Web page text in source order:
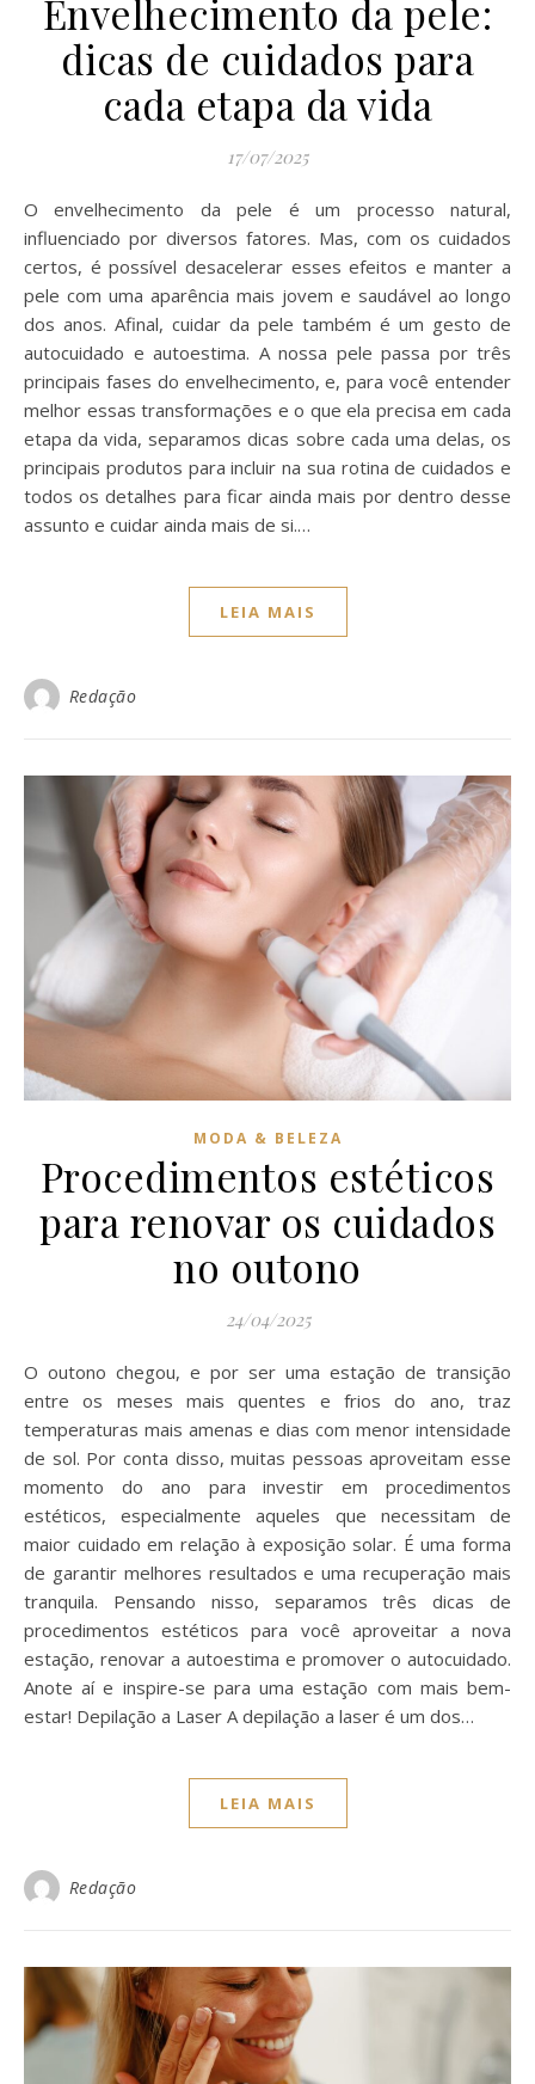
Envelhecimento da pele:
dicas de cuidados para
cada etapa da vida
17/07/2025
O envelhecimento da pele é um processo natural,
influenciado por diversos fatores. Mas, com os cuidados
certos, é possível desacelerar esses efeitos e manter a
pele com uma aparência mais jovem e saudável ao longo
dos anos. Afinal, cuidar da pele também é um gesto de
autocuidado e autoestima. A nossa pele passa por três
principais fases do envelhecimento, e, para você entender
melhor essas transformações e o que ela precisa em cada
etapa da vida, separamos dicas sobre cada uma delas, os
principais produtos para incluir na sua rotina de cuidados e
todos os detalhes para ficar ainda mais por dentro desse
assunto e cuidar ainda mais de si.…
LEIA MAIS
Redação
MODA & BELEZA
Procedimentos estéticos
para renovar os cuidados
no outono
24/04/2025
O outono chegou, e por ser uma estação de transição
entre os meses mais quentes e frios do ano, traz
temperaturas mais amenas e dias com menor intensidade
de sol. Por conta disso, muitas pessoas aproveitam esse
momento do ano para investir em procedimentos
estéticos, especialmente aqueles que necessitam de
maior cuidado em relação à exposição solar. É uma forma
de garantir melhores resultados e uma recuperação mais
tranquila. Pensando nisso, separamos três dicas de
procedimentos estéticos para você aproveitar a nova
estação, renovar a autoestima e promover o autocuidado.
Anote aí e inspire-se para uma estação com mais bem-
estar! Depilação a Laser A depilação a laser é um dos…
LEIA MAIS
Redação